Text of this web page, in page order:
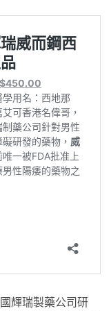
輝瑞製藥公司研